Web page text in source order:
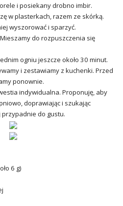
i posiekany drobno imbir.
w plasterkach, razem ze skórką.
wyszorować i sparzyć.
do rozpuszczenia się
ogniu jeszcze około 30 minut.
i zestawiamy z kuchenki. Przed
ponownie.
indywidualna. Proponuję, aby
doprawiając i szukając
do gustu.
6 g)